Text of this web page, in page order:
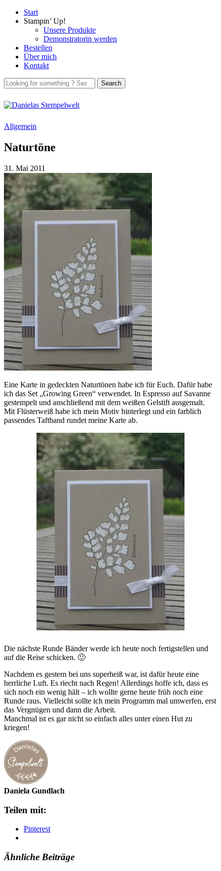
Start
Stampin’ Up!
Unsere Produkte
Demonstratorin werden
Bestellen
Über mich
Kontakt
Allgemein
Naturtöne
31. Mai 2011
Eine Karte in gedeckten Naturtönen habe ich für Euch. Dafür habe
ich das Set „Growing Green“ verwendet. In Espresso auf Savanne
gestempelt und anschließend mit dem weißen Gelstift ausgemalt.
Mit Flüsterweiß habe ich mein Motiv hinterlegt und ein farblich
passendes Taftband rundet meine Karte ab.
Die nächste Runde Bänder werde ich heute noch fertigstellen und
auf die Reise schicken. 🙂
Nachdem es gestern bei uns superheiß war, ist dafür heute eine
herrliche Luft. Es riecht nach Regen! Allerdings hoffe ich, dass es
sich noch ein wenig hält – ich wollte gerne heute früh noch eine
Runde raus. Vielleicht sollte ich mein Programm mal umwerfen, erst
das Vergnügen und dann die Arbeit.
Manchmal ist es gar nicht so einfach alles unter einen Hut zu
kriegen!
Daniela Gundlach
Teilen mit:
Pinterest
Ähnliche Beiträge